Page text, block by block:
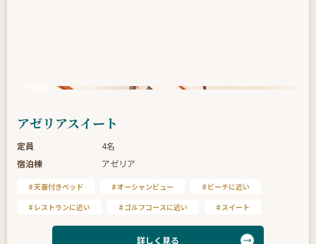
アゼリアスイート
定員
4名
宿泊棟
アゼリア
天蓋付きベッド オーシャンビュー
ビーチに近い
レストランに近い
ゴルフコースに近い スイート
詳しく見る